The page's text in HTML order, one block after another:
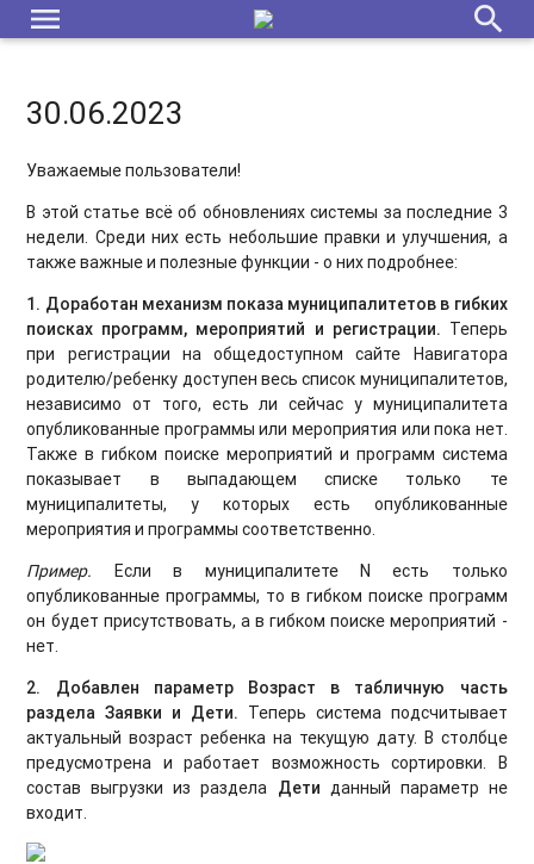
menu search
30.06.2023
Уважаемые пользователи!
В этой статье всё об обновлениях системы за последние 3
недели. Среди них есть небольшие правки и улучшения, а
также важные и полезные функции - о них подробнее:
1. Доработан механизм показа муниципалитетов в гибких
поисках программ, мероприятий и регистрации. Теперь
при регистрации на общедоступном сайте Навигатора
родителю/ребенку доступен весь список муниципалитетов,
независимо от того, есть ли сейчас у муниципалитета
опубликованные программы или мероприятия или пока нет.
Также в гибком поиске мероприятий и программ система
показывает в выпадающем списке только те
муниципалитеты, у которых есть опубликованные
мероприятия и программы соответственно.
Пример. Если в муниципалитете N есть только
опубликованные программы, то в гибком поиске программ
он будет присутствовать, а в гибком поиске мероприятий -
нет.
2. Добавлен параметр Возраст в табличную часть
раздела Заявки и Дети. Теперь система подсчитывает
актуальный возраст ребенка на текущую дату. В столбце
предусмотрена и работает возможность сортировки. В
состав выгрузки из раздела Дети данный параметр не
входит.